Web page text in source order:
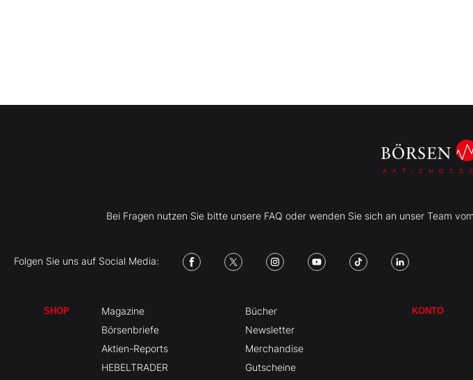
Bei Fragen nutzen Sie bitte unsere FAQ oder wenden Sie sich an unser Team
Folgen Sie uns auf Social Media:
SHOP
Magazine
Börsenbriefe
Aktien-Reports
HEBELTRADER
Bücher
Newsletter
Merchandise
Gutscheine
KONTO